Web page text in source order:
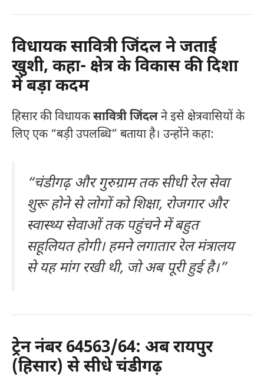
विधायक सावित्री जिंदल ने जताई
खुशी, कहा- क्षेत्र के विकास की दिशा
में बड़ा कदम
हिसार की विधायकसावित्री जिंदलने इसे क्षेत्रवासियों के
लिए एक “बड़ी उपलब्धि” बताया है। उन्होंने कहा:
“चंडीगढ़ और गुरुग्राम तक सीधी रेल सेवा
शुरू होने से लोगों को शिक्षा, रोजगार और
स्वास्थ्य सेवाओं तक पहुंचने में बहुत
सहूलियत होगी। हमने लगातार रेल मंत्रालय
से यह मांग रखी थी, जो अब पूरी हुई है।”
ट्रेन नंबर 64563/64: अब रायपुर
(हिसार) से सीधे चंडीगढ़